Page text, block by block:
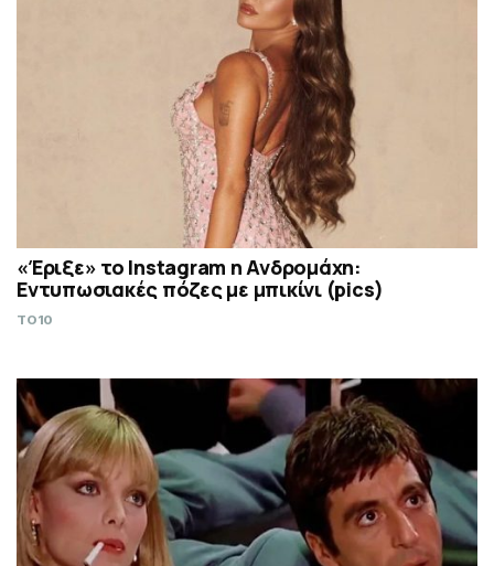
«Έριξε» το Instagram η Ανδρομάχη:
Εντυπωσιακές πόζες με μπικίνι (pics)
TO10